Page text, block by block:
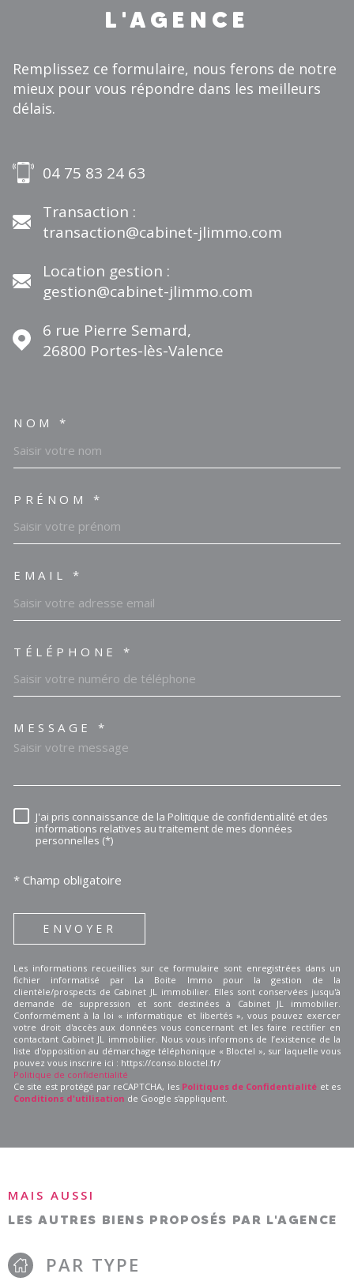
L'AGENCE
Remplissez ce formulaire, nous ferons de notre
mieux pour vous répondre dans les meilleurs
délais.
04 75 83 24 63
Transaction :
transaction@cabinet-jlimmo.com
Location gestion :
gestion@cabinet-jlimmo.com
6 rue Pierre Semard,
26800
Portes-lès-Valence
NOM *
PRÉNOM *
EMAIL *
TÉLÉPHONE *
MESSAGE *
RÈGLEMENTATION
J'ai pris connaissance de la Politique de confidentialité et des
informations relatives au traitement de mes données
personnelles (*)
* Champ obligatoire
ENVOYER
Les informations recueillies sur ce formulaire sont enregistrées dans un
fichier informatisé par La Boite Immo pour la gestion de la
clientèle/prospects de Cabinet JL immobilier. Elles sont conservées jusqu'à
demande de suppression et sont destinées à Cabinet JL immobilier.
Conformément à la loi « informatique et libertés », vous pouvez exercer
votre droit d'accès aux données vous concernant et les faire rectifier en
contactant Cabinet JL immobilier. Nous vous informons de l’existence de la
liste d'opposition au démarchage téléphonique « Bloctel », sur laquelle vous
pouvez vous inscrire ici : https://conso.bloctel.fr/
Politique de confidentialité
Ce site est protégé par reCAPTCHA, les Politiques de Confidentialité et es
Conditions d'utilisation de Google s'appliquent.
MAIS AUSSI
LES AUTRES BIENS PROPOSÉS PAR L'AGENCE
PAR TYPE